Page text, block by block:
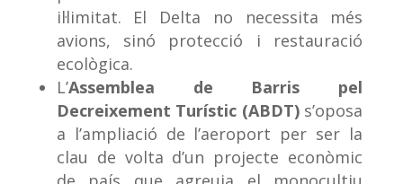
il·limitat. El Delta no necessita més
avions, sinó protecció i restauració
ecològica.
L’Assemblea de Barris pel
Decreixement Turístic (ABDT)s’oposa
a l’ampliació de l’aeroport per ser la
clau de volta d’un projecte econòmic